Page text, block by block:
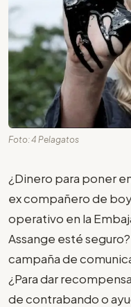
Foto: 4 Pelagatos
¿Dinero para poner
ex compañero de
operativo en la
Assange esté
campaña de
¿Para dar
de contrabando o